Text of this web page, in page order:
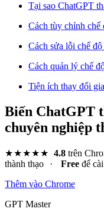
Tại sao ChatGPT
Cách tùy chỉnh chế
Cách sửa lỗi chế
Cách quản lý chế
Tiện ích thay đổi
Biến ChatGPT
chuyên nghiệp
★★★★★ 4.8trên
thành thạo
· Free để
Thêm vào Chrome
GPT Master